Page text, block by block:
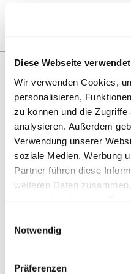
Diese Webseite
Wir verwenden Cookies,
personalisieren,
zu können und die
analysieren. Außerdem
Verwendung unserer
soziale Medien, Werbung
Partner führen diese
weiteren Daten
Notwendig
Präferenzen
Baustelle
Wir lassen den
Eltern haften für
unbedingt zu